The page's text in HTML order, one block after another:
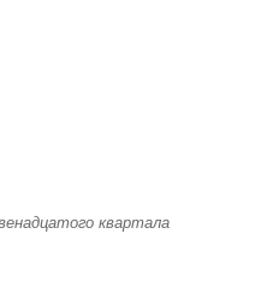
квартала